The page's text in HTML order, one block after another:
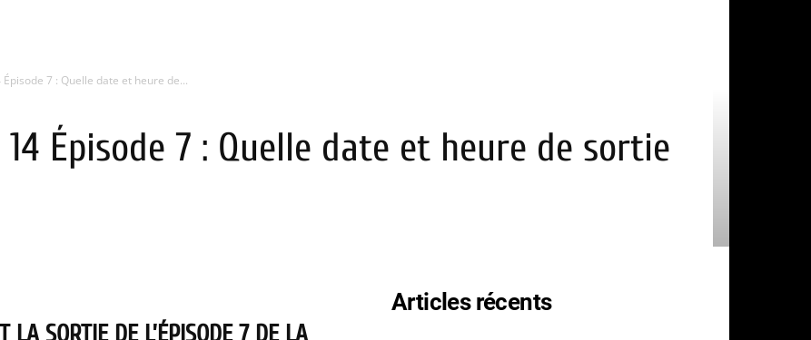
7 : Quelle date et heure de...
Épisode 7 : Quelle date et heure de sortie
LA SORTIE DE L’ÉPISODE 7 DE LA
Articles récents